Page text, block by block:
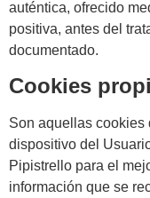
auténtica, ofrecido
positiva, antes del
documentado.
Cookies
Son aquellas cookies
dispositivo del
Pipistrello para el
información que se